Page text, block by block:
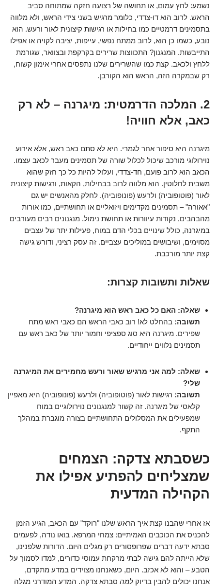
נשמע: לחץ עמום, או תחושה של רצועה חזקה שמתוחה סביב
הראש. לרוב הוא דו-צדדי, כלומר מרגיש בשני צידי הראש, ולא מלווה
בתסמינים דרמטיים כמו בחילות או רגישות קיצונית לאור ורעש. הוא
נובע, כשמו כן הוא, לרוב ממתח נפשי, עייפות, יציבה לקויה או אפילו
התייבשות. המנגנון? התכווצות שרירים בקרקפת ובצוואר, שגורמת
ללחץ ולכאב. קצת כמו שהשרירים שלנו נתפסים אחרי אימון קשוח,
רק שבמקרה הזה, הראש הוא הקורבן.
2. המלכה הדרמטית: מיגרנה – לא רק
כאב, אלא חוויה!
מיגרנה היא סיפור אחר לגמרי. היא לא סתם כאב ראש, אלא אירוע
נוירולוגי מורכב שיכול לכלול שורה של תסמינים מעבר לכאב עצמו.
הכאב הוא לרוב פועם, חד-צדדי, ועלול להיות כל כך חזק שהוא
משבית לחלוטין. הוא מלווה לרוב בבחילות, הקאות, ורגישות קיצונית
לאור (פוטופוביה) ולרעש (פונופוביה). לחלק מהאנשים יש גם
"אאורה" – תסמינים מקדימים ויזואליים או תחושתיים, כמו אורות
מהבהבים, נקודות עיוורות או תחושת נימול. מנגנונים רבים מעורבים
במיגרנה, כולל שינויים בכלי הדם במוח, פעילות יתר של עצבים
מסוימים, ושיבושים במוליכים עצביים. זה עסק רציני, ודורש גישה
קצת יותר מורכבת.
שאלות ותשובות קצרות:
שאלה: האם כל כאב ראש הוא מיגרנה?
תשובה: בהחלט לא! רוב כאבי הראש הם כאבי ראש מתח
שפירים. מיגרנה היא סוג ספציפי וחמור יותר של כאב ראש עם
תסמינים נלווים ייחודיים.
שאלה: למה אני מרגיש שאור ורעש מחמירים את המיגרנה
שלי?
תשובה: רגישות לאור (פוטופוביה) ולרעש (פונופוביה) היא מאפיין
קלאסי של מיגרנה. זה קשור למנגנונים נוירולוגיים במוח
שמפעילים את המסלולים התחושתיים בצורה מוגברת במהלך
התקף.
כשסבתא צדקה: הצמחים
שמצליחים להפתיע אפילו את
הקהילה המדעית
אז אחרי שהבנו קצת איך הראש שלנו "רוקד" עם הכאב, הגיע הזמן
להכניס את הכוכבים האמיתיים: צמחי המרפא. בואו נודה, לפעמים
סבתא ידעה דברים שפרופסורים רק מגלים היום. הדורות שלפנינו,
שלא הייתה להם גישה לבתי מרקחת עמוסי כדורים, למדו לסמוך על
הטבע – והוא לא אכזב. היום, כשאנחנו מצוידים במדע מתקדם,
אנחנו יכולים להבין בדיוק למה סבתא צדקה. המדע המודרני מגלה